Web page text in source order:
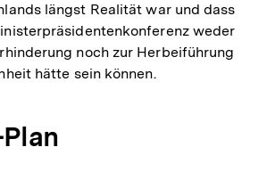
längst Realität war und dass
weder
noch zur Herbeiführung
hätte sein können.